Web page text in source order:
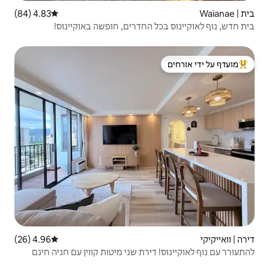
חופשה באוקיינוס!
ידי אורחים
שני מיטות קווין עם חניה חינם